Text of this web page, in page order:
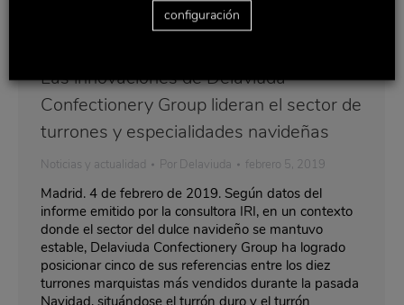
Las innovaciones de Delaviuda
Confectionery Group lideran el sector de
turrones y especialidades navideñas
Noticias y actualidad Por Delaviuda febrero 5, 2019
Madrid. 4 de febrero de 2019. Según datos del
informe emitido por la consultora IRI, en un contexto
donde el sector del dulce navideño se mantuvo
estable, Delaviuda Confectionery Group ha logrado
posicionar cinco de sus referencias entre los diez
turrones marquistas más vendidos durante la pasada
Navidad, situándose el turrón duro y el turrón
configuración